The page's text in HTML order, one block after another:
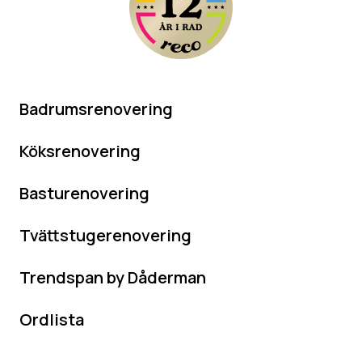
Badrumsrenovering
Köksrenovering
Basturenovering
Tvättstugerenovering
Trendspan by Dåderman
Ordlista